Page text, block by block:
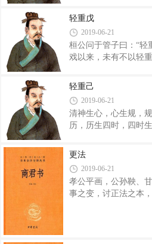
里，兼霸之壤三百有
叨绕呤铮舸嗽蛉缧
者八千，七寸者七千
数已具，管子西见天
先王之庙，观于周室
庙，观于周室者，不
者，不得入朝。”天子
流而之天下，天下财
阴里之谋也。 菁
轻重戊
2019-06-21
桓公问于管子曰：“轻
戏以来，未有不以轻
之数以合天道，而天
阳，九州之民乃知谷
生火，以熟荤臊，民
黄帝之王，童山竭泽
以为民利，封土为社
二十虻,韘十七湛，疏
商九州之高，以治九
轻重己
2019-06-21
清神生心，心生规，
历，历生四时，四时
子东出其国四十六里
玉监，朝诸侯卿大夫
牲以鱼。发出令曰：“
断，以待期年。”教民
民也。耟、耒、耨、
更法
2019-06-21
孝公平画，公孙鞅、
事之变，讨正法之